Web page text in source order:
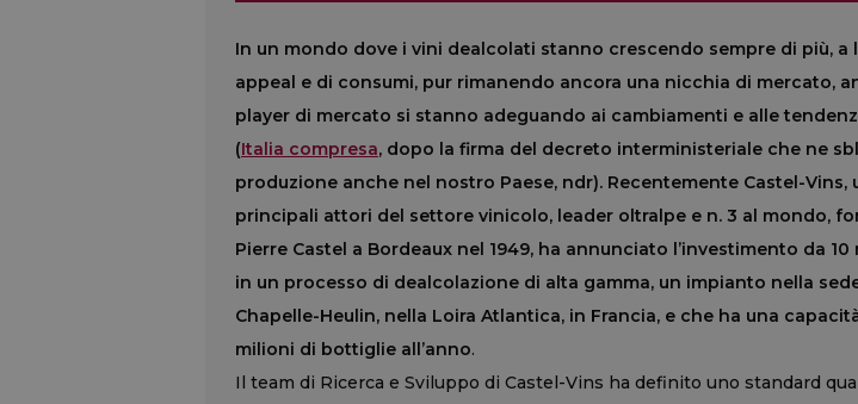
In un mondo dove i vini dealcolati stanno crescendo sempre di più, a
appeal e di consumi, pur rimanendo ancora una nicchia di mercato,
player di mercato si stanno adeguando ai cambiamenti e alle
(Italia compresa, dopo la firma del decreto interministeriale che ne
produzione anche nel nostro Paese, ndr). Recentemente Castel-Vins,
principali attori del settore vinicolo, leader oltralpe e n. 3 al mondo,
Pierre Castel a Bordeaux nel 1949, ha annunciato l’investimento da
in un processo di dealcolazione di alta gamma, un impianto nella
Chapelle-Heulin, nella Loira Atlantica, in Francia, e che ha una
milioni di bottiglie all’anno.
Il team di Ricerca e Sviluppo di Castel-Vins ha definito uno standard